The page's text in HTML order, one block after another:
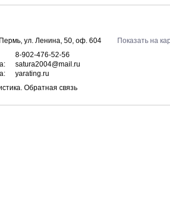
Пермь, ул. Ленина, 50, оф. 604
Показать на
8-902-476-52-56
satura2004@mail.ru
yarating.ru
Обратная связь